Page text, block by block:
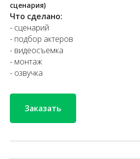
сценария)
Что сделано:
- сценарий
- подбор актеров
- видеосъемка
- монтаж
- озвучка
Заказать